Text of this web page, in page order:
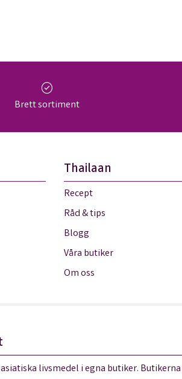
check_circle
Brett sortiment
Thailaan
Recept
Råd & tips
Blogg
Våra butiker
Om oss
livsmedel i egna butiker.